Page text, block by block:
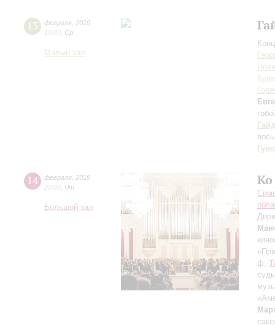
13 февраля 2019
19:00 Ср
Малый зал
Гуно
14 февраля 2019
20:00 Чт
Большой зал
Ко
ф;